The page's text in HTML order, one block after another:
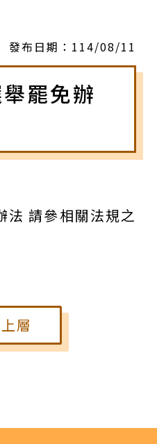
發布日期： 114/08/11
罷免辦
法 請參相關法規之
層